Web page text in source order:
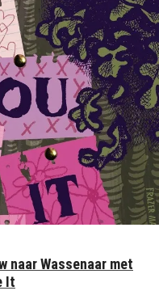
naar Wassenaar met
It